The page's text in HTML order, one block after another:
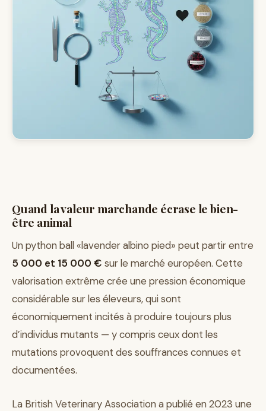
Quand la valeur marchande écrase le bien-
être animal
Un python ball «lavender albino pied» peut partir entre
5 000 et 15 000 € sur le marché européen. Cette
valorisation extrême crée une pression économique
considérable sur les éleveurs, qui sont
économiquement incités à produire toujours plus
d’individus mutants — y compris ceux dont les
mutations provoquent des souffrances connues et
documentées.
La British Veterinary Association a publié en 2023 une